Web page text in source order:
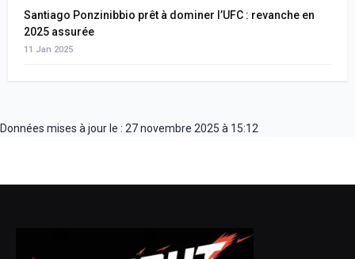
Santiago Ponzinibbio prêt à dominer l’UFC : revanche en
2025 assurée
11 Jan 2025
Données mises à jour le : 27 novembre 2025 à 15:12